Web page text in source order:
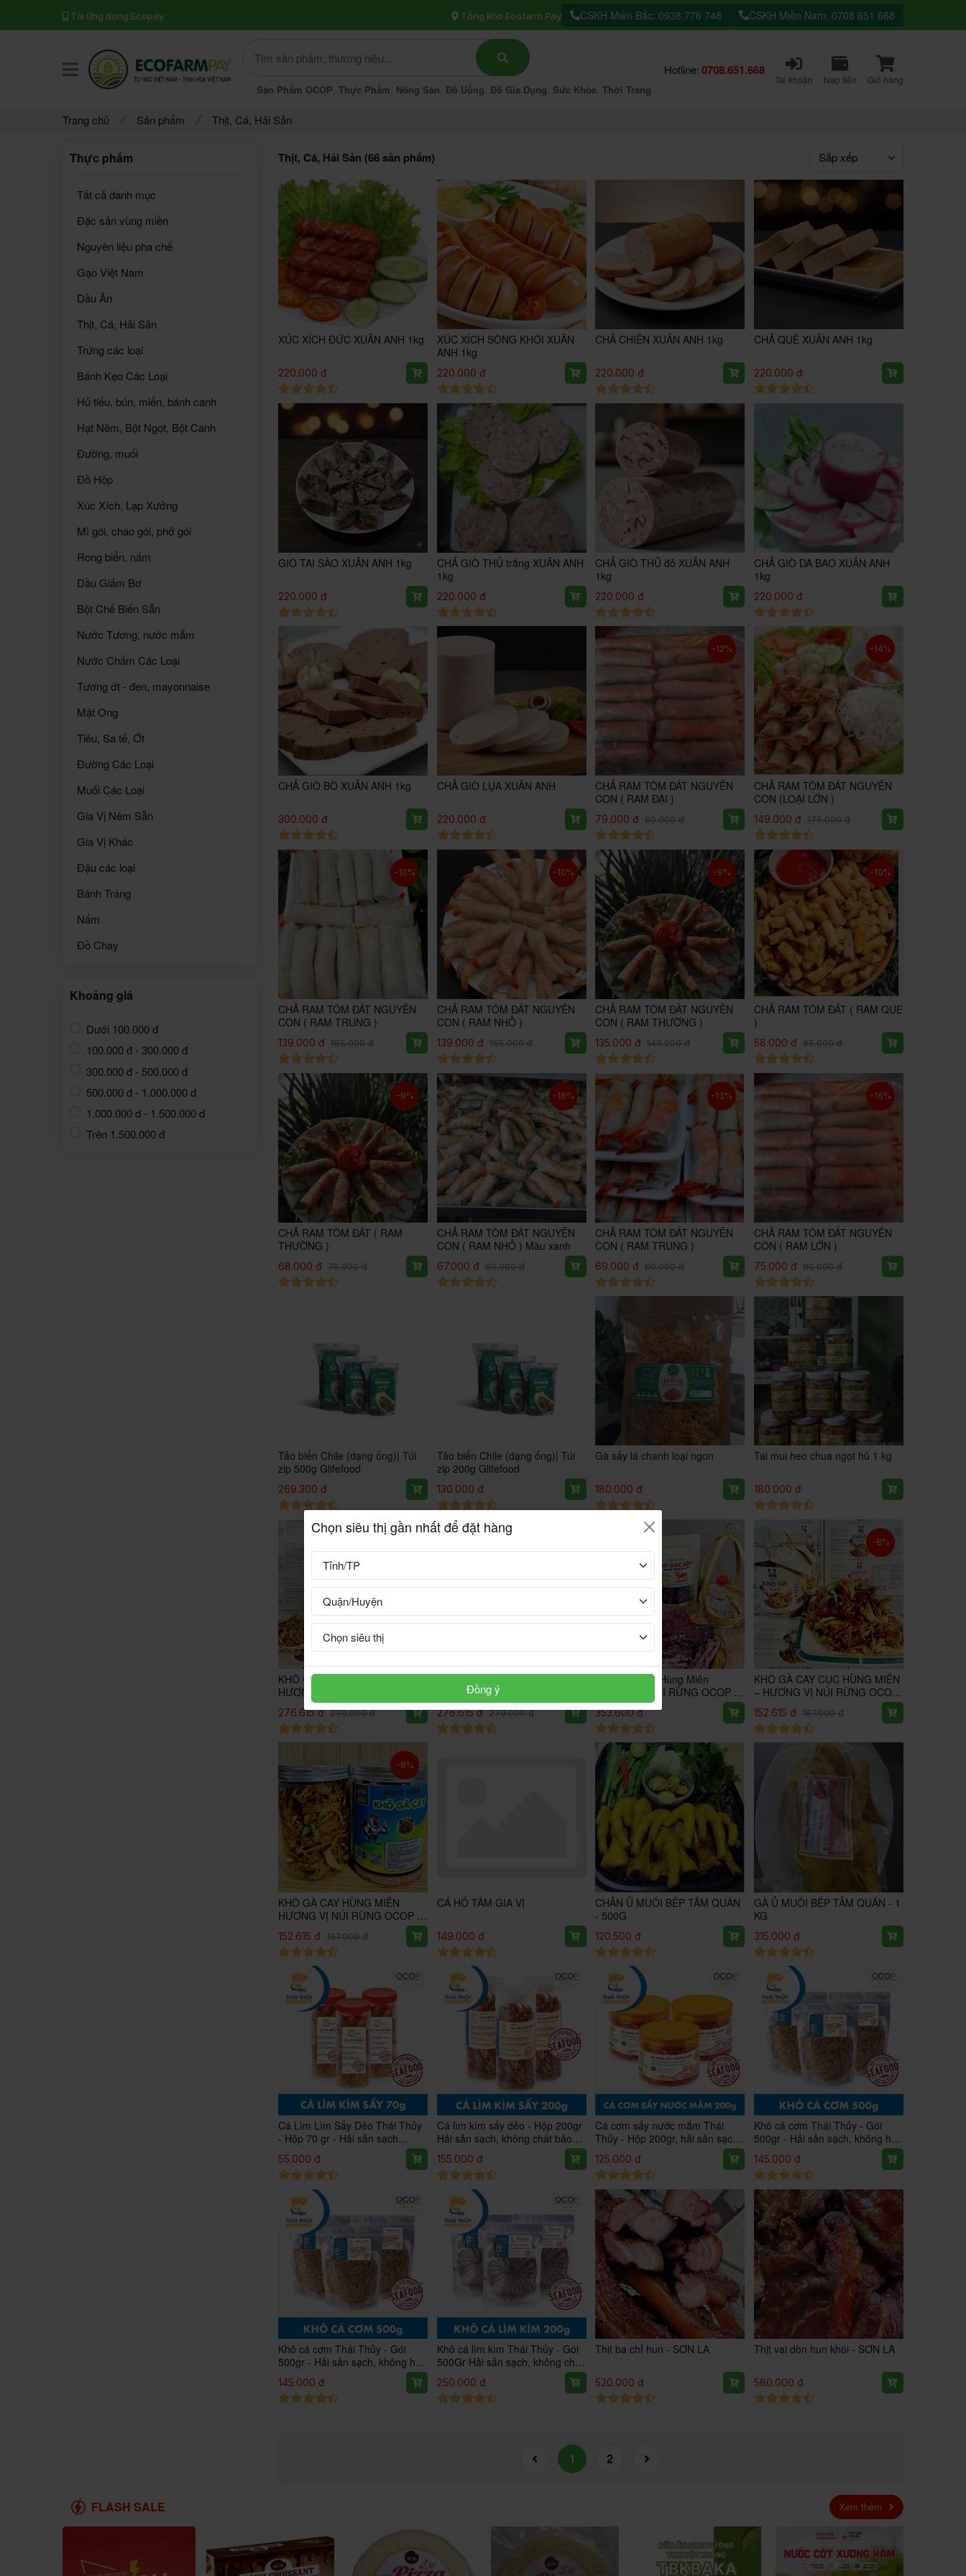
Tải ứng dụng Ecopay Tổng kho Ecofarm Pay CSKH Miền Bắc: 0938 776 748 CSKH Miền Nam: 0708 651 668
Offcanvas Category Open
Sản Phẩm OCOP Thực Phẩm Nông Sản Đồ Uống Đồ Gia Dụng Sức Khỏe Thời Trang
Hotline:0708.651.668
Tài khoản Nạp tiền Giỏ hàng
Trang chủ Sản phẩm Thịt, Cá, Hải Sản
Thực phẩm
Tất cả danh mục
Đặc sản vùng miền
Nguyên liệu pha chế
Gạo Việt Nam
Dầu Ăn
Thịt, Cá, Hải Sản
Trứng các loại
Bánh Kẹo Các Loại
Hủ tiếu, bún, miến, bánh canh
Hạt Nêm, Bột Ngọt, Bột Canh
Đường, muối
Đồ Hộp
Xúc Xích, Lạp Xưởng
Mì gói, cháo gói, phở gói
Rong biển, nấm
Dầu Giấm Bơ
Bột Chế Biến Sẵn
Nước Tương, nước mắm
Nước Chấm Các Loại
Tương ớt - đen, mayonnaise
Mật Ong
Tiêu, Sa tế, Ớt
Đường Các Loại
Muối Các Loại
Gia Vị Nêm Sẵn
Gia Vị Khác
Đậu các loại
Bánh Tráng
Nấm
Đồ Chay
Khoảng giá
Dưới 100.000 đ
100.000 đ - 300.000 đ
300.000 đ - 500.000 đ
500.000 đ - 1.000.000 đ
1.000.000 đ - 1.500.000 đ
Trên 1.500.000 đ
Thịt, Cá, Hải Sản (66 sản phẩm)
XÚC XÍCH ĐỨC XUÂN ANH 1kg
220.000 đ
XÚC XÍCH SÔNG KHÓI XUÂN
ANH 1kg
220.000 đ
CHẢ CHIÊN XUÂN ANH 1kg
220.000 đ
CHẢ QUẾ XUÂN ANH 1kg
220.000 đ
GIÒ TAI SÀO XUÂN ANH 1kg
220.000 đ
CHẢ GIÒ THỦ trắng XUÂN ANH
1kg
220.000 đ
CHẢ GIÒ THỦ đỏ XUÂN ANH
1kg
220.000 đ
CHẢ GIÒ DA BAO XUÂN ANH
1kg
220.000 đ
CHẢ GIÒ BÒ XUÂN ANH 1kg
300.000 đ
CHẢ GIÒ LỤA XUÂN ANH
220.000 đ
-12%
CHẢ RAM TÔM ĐẤT NGUYÊN
CON ( RAM ĐẠI )
79.000 đ 90.000 đ
-14%
CHẢ RAM TÔM ĐẤT NGUYÊN
CON (LOẠI LỚN )
149.000 đ 175.000 đ
-10%
CHẢ RAM TÔM ĐẤT NGUYÊN
CON ( RAM TRUNG )
139.000 đ 155.000 đ
-10%
CHẢ RAM TÔM ĐẤT NGUYÊN
CON ( RAM NHỎ )
139.000 đ 155.000 đ
-9%
CHẢ RAM TÔM ĐẤT NGUYÊN
CON ( RAM THƯỜNG )
135.000 đ 149.000 đ
-10%
CHẢ RAM TÔM ĐẤT ( RAM QUE
)
58.000 đ 65.000 đ
-9%
CHẢ RAM TÔM ĐẤT ( RAM
THƯỜNG )
68.000 đ 75.000 đ
-16%
CHẢ RAM TÔM ĐẤT NGUYÊN
CON ( RAM NHỎ ) Màu xanh
67.000 đ 80.000 đ
-13%
CHẢ RAM TÔM ĐẤT NGUYÊN
CON ( RAM TRUNG )
69.000 đ 80.000 đ
-16%
CHẢ RAM TÔM ĐẤT NGUYÊN
CON ( RAM LỚN )
75.000 đ 90.000 đ
Tảo biển Chile (dạng ống)| Túi
zip 500g Glifefood
269.300 đ
Tảo biển Chile (dạng ống)| Túi
zip 200g Glifefood
130.000 đ
Gà sấy lá chanh loại ngon
180.000 đ
Tai mui heo chua ngọt hủ 1 kg
180.000 đ
KHÔ GÀ CAY SỢI HÙNG MIÊN
HƯƠNG VỊ NÚI RỪNG OCOP 3
276.615 đ 279.000 đ
Khô Heo xé sợi Hùng Miên
HƯƠNG VỊ NÚI RỪNG OCOP 3
SAO
276.615 đ 279.000 đ
BÒ GÁC BẾP Hùng Miên
HƯƠNG VỊ NÚI RỪNG OCOP 3
sao
353.600 đ
-8%
KHÔ GÀ CAY CỤC HÙNG MIÊN
– HƯƠNG VỊ NÚI RỪNG OCOP
152.615 đ 167.000 đ
-8%
KHÔ GÀ CAY HÙNG MIÊN
HƯƠNG VỊ NÚI RỪNG OCOP 3
152.615 đ 167.000 đ
CÁ HỔ TẨM GIA VỊ
149.000 đ
CHÂN Ủ MUỐI BẾP TÂM QUÁN
- 500G
120.500 đ
GÀ Ủ MUỐI BẾP TÂM QUÁN - 1
KG
315.000 đ
Cá Lìm Lìm Sấy Dẻo Thái Thủy
- Hộp 70 gr - Hải sản sạch
Không chất bảo quản đạt chuẩn
OCOP 3*
55.000 đ
Cá lìm kìm sấy dẻo - Hộp 200gr
Hải sản sạch, không chất bảo
bảo, đạt tiêu chuẩn OCOP3*
155.000 đ
Cá cơm sấy nước mắm Thái
Thủy - Hộp 200gr, hải sản sạch
không chất bảo quản, không
hóa chất -200g
125.000 đ
Khô cá cơm Thái Thủy - Gói
500gr - Hải sản sạch, không hóa
chất đạt chuẩn OCOP 3*
145.000 đ
Khô cá cơm Thái Thủy - Gói
500gr - Hải sản sạch, không hóa
chất đạt chuẩn OCOP 3* - 500g
145.000 đ
Khô cá lìm kìm Thái Thủy - Gói
500Gr Hải sản sạch, không chất
250.000 đ
Thịt ba chỉ hun - SƠN LA
520.000 đ
Thịt vai dòn hun khói - SƠN LA
580.000 đ
1 2
FLASH SALE Xem thêm
Chọn siêu thị gần nhất để đặt hàng
Đồng ý